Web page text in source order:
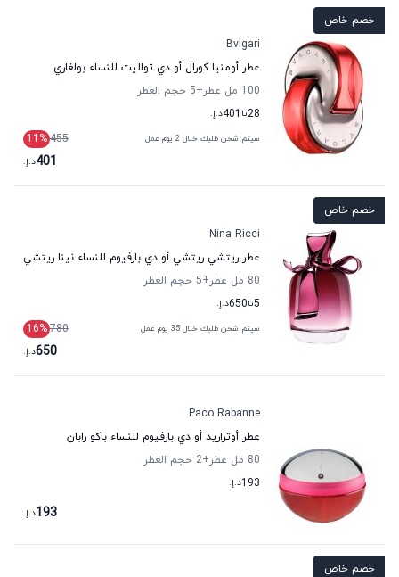
خصم خاص
Bvlgari
عطر أومنيا كورال أو دي تواليت للنساء بولغاري
100 مل عطر
+5
حجم العطر
28تا 401د.إ.
سيتم شحن طلبك خلال 2 يوم عمل 455
11 %
401د.إ.
خصم خاص
Nina Ricci
عطر ريتشي ريتشي أو دي بارفيوم للنساء نينا ريتشي
80 مل عطر
+5
حجم العطر
5تا650د.إ.
سيتم شحن طلبك خلال 35 يوم عمل 780
16%
650د.إ.
Paco Rabanne
عطر أوتراريد أو دي بارفيوم للنساء باكو رابان
80 مل عطر
+2
حجم العطر
193د.إ.
193د.إ.
خصم خاص